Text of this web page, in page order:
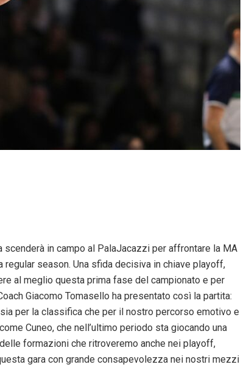
in campo al PalaJacazzi per affrontare la MA
regular season. Una sfida decisiva in chiave playoff,
al meglio questa prima fase del campionato e per
Giacomo Tomasello ha presentato così la partita:
per la classifica che per il nostro percorso emotivo e
Cuneo, che nell’ultimo periodo sta giocando una
formazioni che ritroveremo anche nei playoff,
gara con grande consapevolezza nei nostri mezzi